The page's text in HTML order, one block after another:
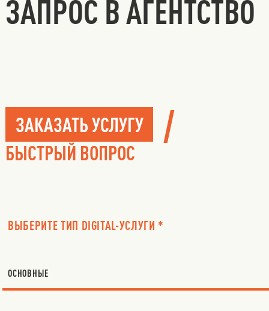
ЗАПРОС В АГЕНТСТВО
ЗАКАЗАТЬ УСЛУГУ /
БЫСТРЫЙ ВОПРОС
ВЫБЕРИТЕ ТИП DIGITAL-УСЛУГИ *
ОСНОВНЫЕ